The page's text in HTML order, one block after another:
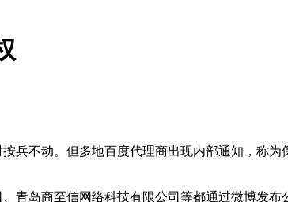
兵不动。但多地百度代理商出现内部通知，称
青岛商至信网络科技有限公司等都通过微博发